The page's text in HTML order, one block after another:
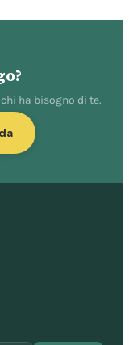
ha bisogno di te.